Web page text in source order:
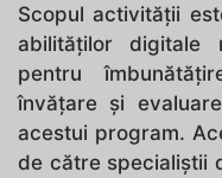
Scopul activității
abilităților digitale
pentru
învățare și
acestui program.
de către specialiștii